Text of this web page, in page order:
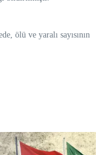
ölü ve yaralı sayısının